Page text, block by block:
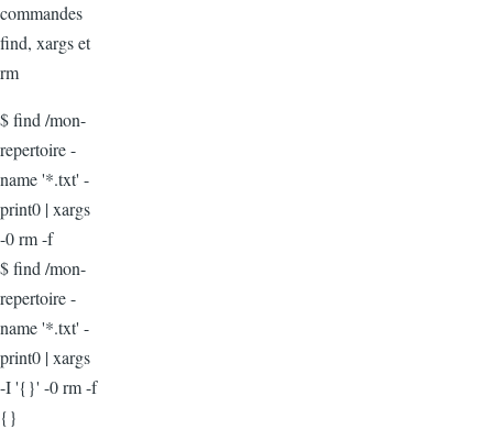
commandes
find, xargs et
rm
$ find /mon-
repertoire -
name '*.txt' -
print0 | xargs
-0 rm -f
$ find /mon-
repertoire -
name '*.txt' -
print0 | xargs
-I '{}' -0 rm -f
{}